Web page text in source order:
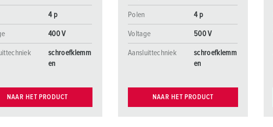
4 p
400 V
schroefklemm
en
NAAR HET PRODUCT
Polen 4 p
Voltage 500 V
Aansluittechniek
schroefklemm
en
NAAR HET PRODUCT